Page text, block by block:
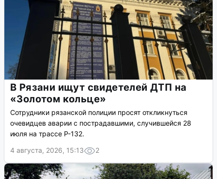
В Рязани ищут свидетелей ДТП на
«Золотом кольце»
Сотрудники рязанской полиции просят откликнуться
очевидцев аварии с пострадавшими, случившейся 28
июля на трассе Р-132.
4 августа, 2026, 15:13
2